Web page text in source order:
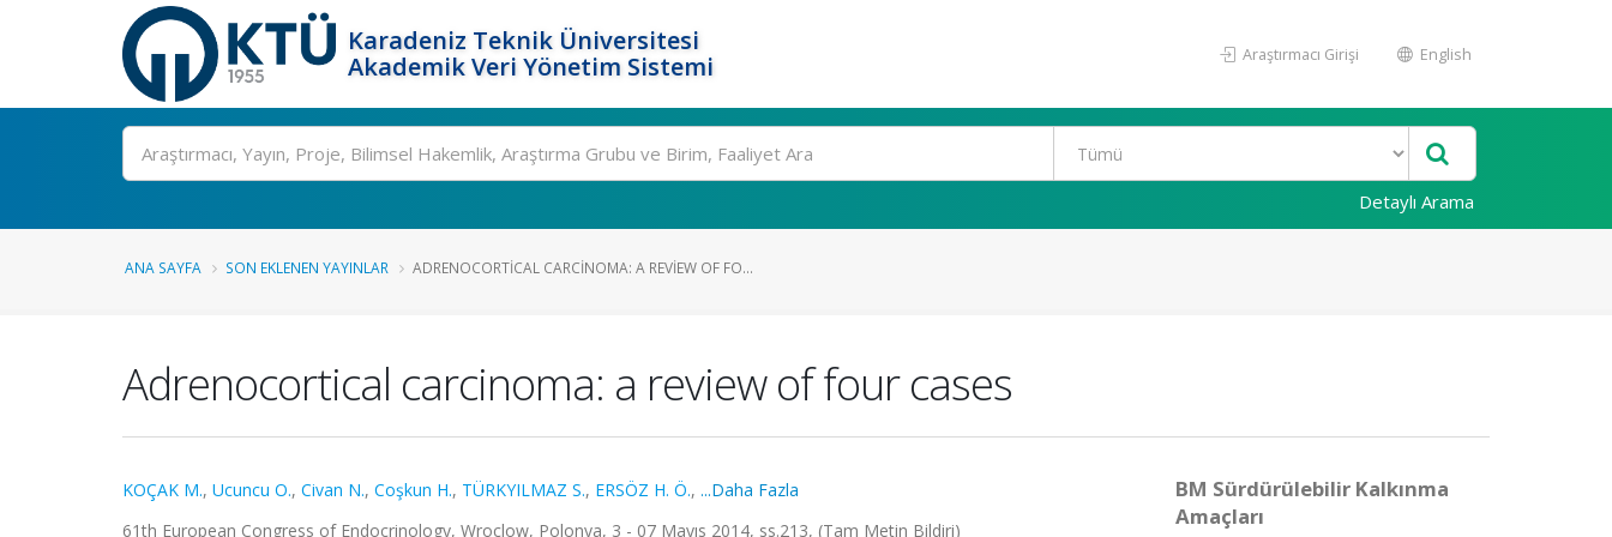
Karadeniz Teknik Üniversitesi
Akademik Veri Yönetim Sistemi
Araştırmacı Girişi English
Ara
Detaylı Arama
ANA SAYFA SON EKLENEN YAYINLAR ADRENOCORTICAL CARCINOMA: A REVIEW OF FO...
Adrenocortical carcinoma: a review of four cases
KOÇAK M., Ucuncu O., Civan N., Coşkun H., TÜRKYILMAZ S., ERSÖZ H. Ö., ...Daha Fazla
61th European Congress of Endocrinology, Wroclow, Polonya, 3 - 07 Mayıs 2014, ss.213, (Tam Metin Bildiri)
BM Sürdürülebilir Kalkınma
Amaçları